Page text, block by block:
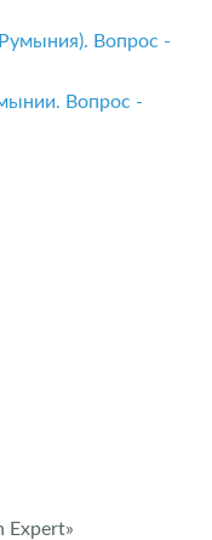
Вопрос -
Вопрос -
Expert»